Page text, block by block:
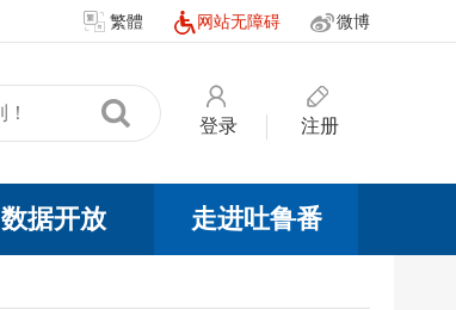
繁體 网站无障碍 微博
登录 注册
数据开放 走进吐鲁番